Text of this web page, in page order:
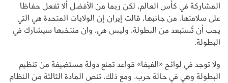
المشاركة في كأس العالم، لكن ربما من الأفضل ألا تفعل حفاظا
على سلامتها. من جانبها، قالت إيران إن الولايات المتحدة هي التي
يجب أن تُستبعد من البطولة، وليس هي، وان منتخبها سيشارك في
البطولة.
ولا توجد في لوائح «الفيفا» قواعد تمنع دولة مستضيفة من تنظيم
البطولة وهي في حالة حرب. ومع ذلك، تنص المادة الثالثة من النظام